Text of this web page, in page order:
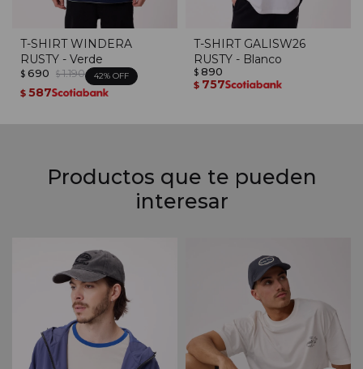
T-SHIRT WINDERA
RUSTY - Verde
$ 690 $ 1.190 42
$ 587
T-SHIRT GALISW26
RUSTY - Blanco
$ 890
$ 757
Productos que te pueden
interesar